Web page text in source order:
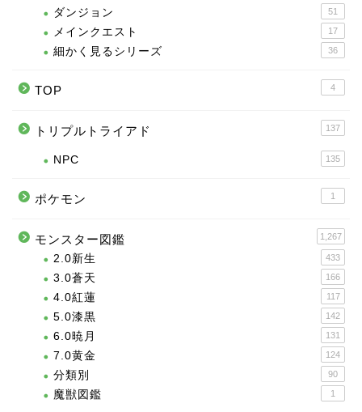
ダンジョン 51
メインクエスト 17
細かく見るシリーズ 36
TOP 4
トリプルトライアド 137
NPC 135
ポケモン 1
モンスター図鑑 1,267
2.0新生 433
3.0蒼天 166
4.0紅蓮 117
5.0漆黒 142
6.0暁月 131
7.0黄金 124
分類別 90
魔獣図鑑 1